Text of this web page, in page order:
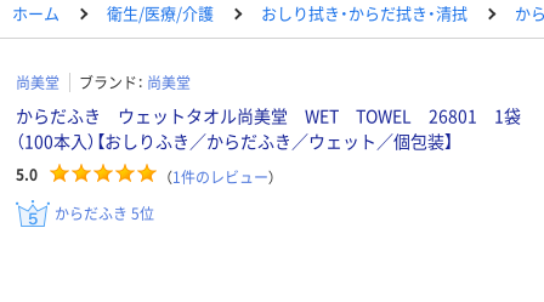
ホーム 衛生/医療/介護 おしり拭き・からだ拭き・清拭 か
尚美堂 ブランド： 尚美堂
からだふき ウェットタオル尚美堂 WET TOWEL 26801 1袋
（100本入）【おしりふき／からだふき／ウェット／個包装】
5.0 （1件のレビュー）
からだふき 5位